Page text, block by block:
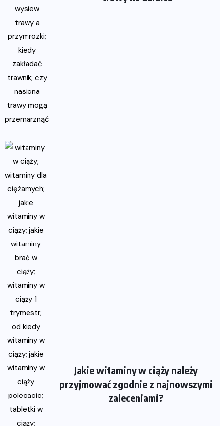
Jakie witaminy w ciąży należy
przyjmować zgodnie z najnowszymi
zaleceniami?